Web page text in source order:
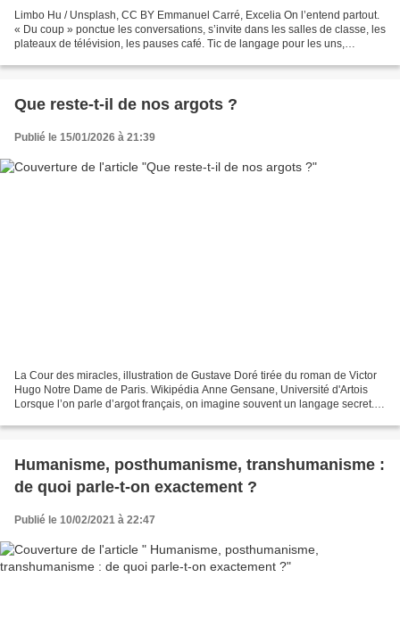
Limbo Hu / Unsplash, CC BY Emmanuel Carré, Excelia On l’entend partout.
« Du coup » ponctue les conversations, s’invite dans les salles de classe, les
plateaux de télévision, les pauses café. Tic de langage pour les uns,
Que reste‑t‑il de nos argots ?
Publié le 15/01/2026 à 21:39
La Cour des miracles, illustration de Gustave Doré tirée du roman de Victor
Hugo Notre Dame de Paris. Wikipédia Anne Gensane, Université d'Artois
Lorsque l’on parle d’argot français, on imagine souvent un langage secret.
Humanisme, posthumanisme, transhumanisme :
de quoi parle‑t‑on exactement ?
Publié le 10/02/2021 à 22:47